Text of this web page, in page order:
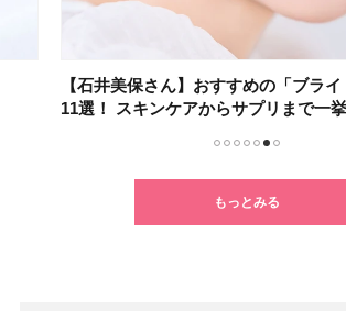
【石井美保さん】おすすめの「ブライ
11選！ スキンケアからサプリまで一
もっとみる